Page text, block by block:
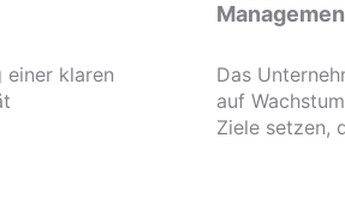
einer klaren
Das
auf
Ziele setzen,